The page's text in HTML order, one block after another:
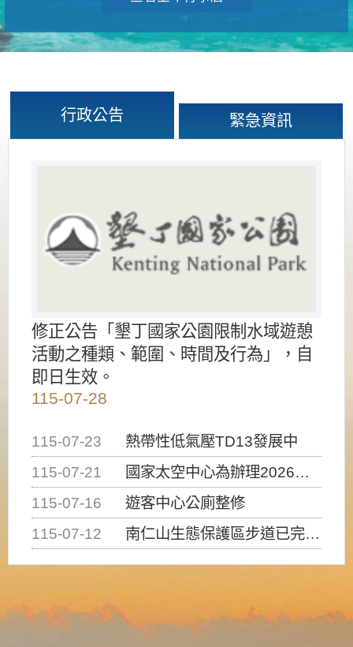
行政公告 緊急資訊
修正公告「墾丁國家公園限制水域遊憩
活動之種類、範圍、時間及行為」，自
即日生效。
115-07-28
115-07-23
熱帶性低氣壓TD13發展中
115-07-21
國家太空中心為辦理2026台灣盃火箭競賽，陸、海、空域警戒及協調相關事宜，因颱風備案事宜
115-07-16
遊客中心公廁整修
115-07-12
南仁山生態保護區步道已完成修復，自115年7月13日（星期一）起恢復開放入園，歡迎民眾依規定申請入園....